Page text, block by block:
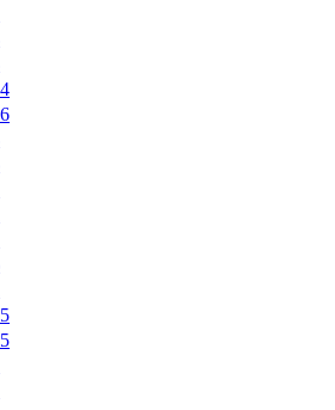
4
6
5
5